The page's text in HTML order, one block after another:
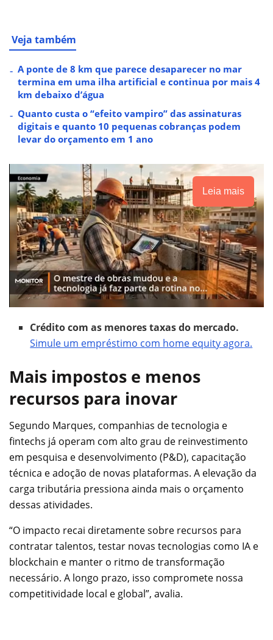
Veja também
A ponte de 8 km que parece desaparecer no mar
termina em uma ilha artificial e continua por mais 4
km debaixo d’água
Quanto custa o “efeito vampiro” das assinaturas
digitais e quanto 10 pequenas cobranças podem
levar do orçamento em 1 ano
Leia mais
Crédito com as menores taxas do mercado.
Simule um empréstimo com home equity agora.
Mais impostos e menos
recursos para inovar
Segundo Marques, companhias de tecnologia e
fintechs já operam com alto grau de reinvestimento
em pesquisa e desenvolvimento (P&D), capacitação
técnica e adoção de novas plataformas. A elevação da
carga tributária pressiona ainda mais o orçamento
dessas atividades.
“O impacto recai diretamente sobre recursos para
contratar talentos, testar novas tecnologias como IA e
blockchain e manter o ritmo de transformação
necessário. A longo prazo, isso compromete nossa
competitividade local e global”, avalia.